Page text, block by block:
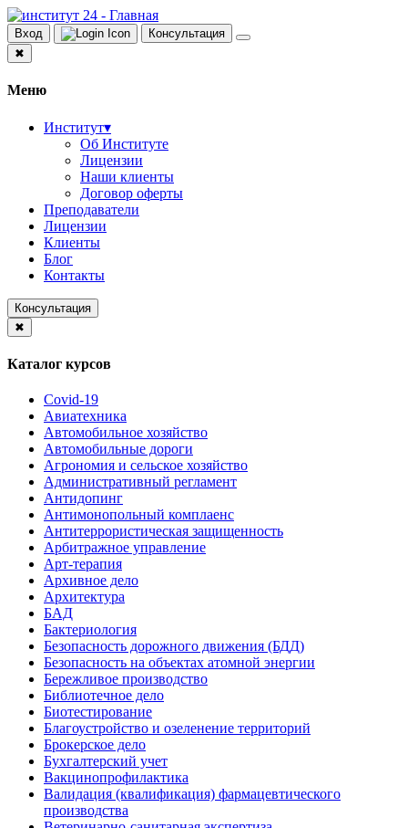
Вход
Консультация
✖
Меню
Институт▾
Об Институте
Лицензии
Наши клиенты
Договор оферты
Преподаватели
Лицензии
Клиенты
Блог
Контакты
Консультация
✖
Каталог курсов
Covid-19
Авиатехника
Автомобильное хозяйство
Автомобильные дороги
Агрономия и сельское хозяйство
Административный регламент
Антидопинг
Антимонопольный комплаенс
Антитеррористическая защищенность
Арбитражное управление
Арт-терапия
Архивное дело
Архитектура
БАД
Бактериология
Безопасность дорожного движения (БДД)
Безопасность на объектах атомной энергии
Бережливое производство
Библиотечное дело
Биотестирование
Благоустройство и озеленение территорий
Брокерское дело
Бухгалтерский учет
Вакцинопрофилактика
Валидация (квалификация) фармацевтического
производства